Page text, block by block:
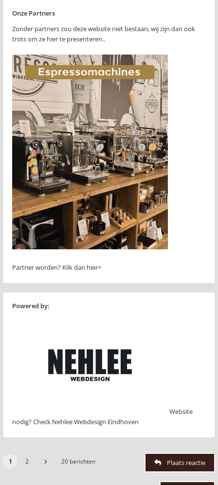
Onze Partners
Zonder partners zou deze website niet bestaan, wij zijn dan ook
trots om ze hier te presenteren..
Partner worden? Klik dan hier>
Powered by:
Website
nodig? Check Nehlee Webdesign Eindhoven
1 2 20 berichten Plaats reactie